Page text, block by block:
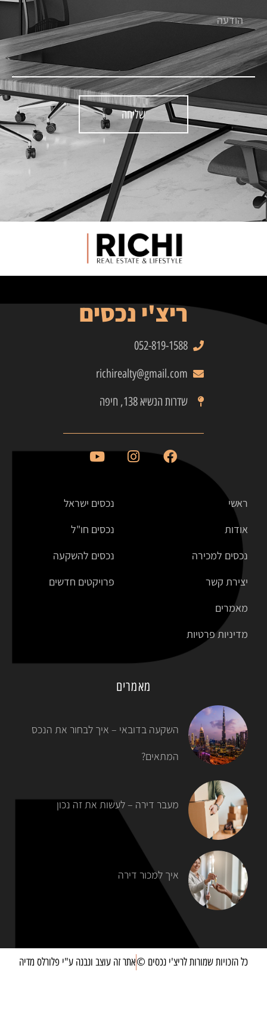
שליחה
ריצ'י נכסים
052-819-1588
richirealty@gmail.com
שדרות הנשיא 138, חיפה
ראשי
אודות
נכסים למכירה
יצירת קשר
מאמרים
מדיניות פרטיות
נכסים ישראל
נכסים חו"ל
נכסים להשקעה
פרויקטים חדשים
מאמרים
השקעה בדובאי – איך לבחור את הנכס
המתאים?
מעבר דירה – לעשות את זה נכון
איך למכור דירה
כל הזכויות שמורות לריצ'י נכסים ©אתר זה עוצב ונבנה ע"י פלורלס מדיה